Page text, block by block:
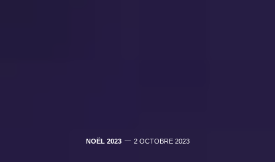
NOËL 2023 2 OCTOBRE 2023